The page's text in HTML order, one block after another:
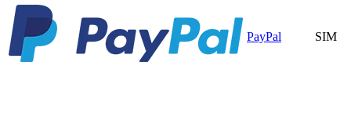
PayPal SIM